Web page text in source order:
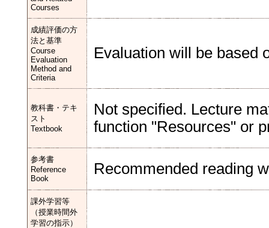
Courses
成績評価の方
法と基準
Course
Evaluation
Method and
Criteria
Evaluation will be based
教科書・テキ
スト
Textbook
Not specified. Lecture
function "Resources" or
参考書
Reference
Book
Recommended reading
課外学習等
（授業時間外
学習の指示）